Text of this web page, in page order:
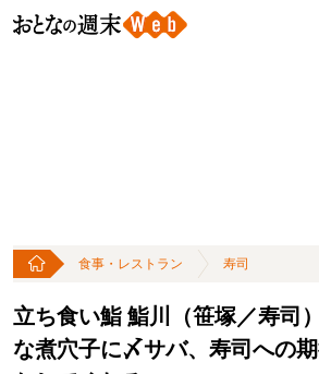
食事・レストラン 寿司
立ち食い鮨 鮨川（笹塚／寿司
な煮穴子に〆サバ、寿司への